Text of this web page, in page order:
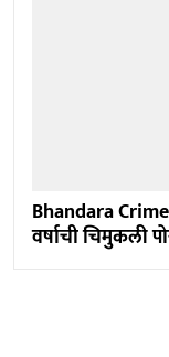
Bhandara
वर्षाची चिमुकली